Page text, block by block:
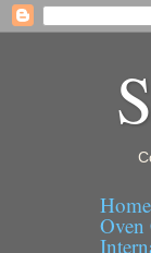
Home
Oven